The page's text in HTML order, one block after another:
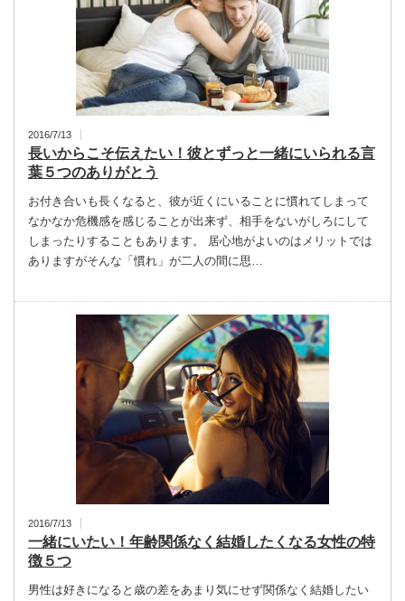
2016/7/13
長いからこそ伝えたい！彼とずっと一緒にいられる言
葉５つのありがとう
お付き合いも長くなると、彼が近くにいることに慣れてしまって
なかなか危機感を感じることが出来ず、相手をないがしろにして
しまったりすることもあります。 居心地がよいのはメリットでは
ありますがそんな「慣れ」が二人の間に思…
2016/7/13
一緒にいたい！年齢関係なく結婚したくなる女性の特
徴５つ
男性は好きになると歳の差をあまり気にせず関係なく結婚したい